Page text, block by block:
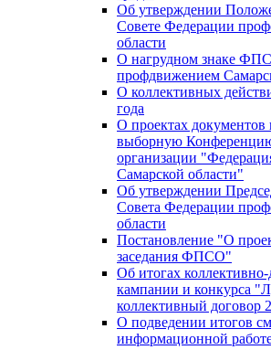
Об утверждении
Совете Федерации
области
О нагрудном знаке
профдвижением
О коллективных
года
О проектах
выборную
организации
Самарской области"
Об утверждении
Совета Федерации
области
Постановление "О
заседания ФПСО"
Об итогах
кампании и конкурса
коллективный договор
О подведении итогов
информационной